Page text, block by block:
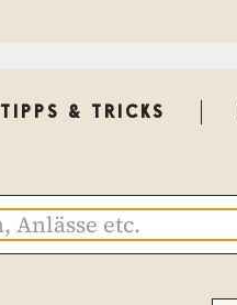
TIPPS & TRICKS